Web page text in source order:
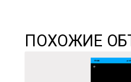
ПОХОЖИЕ